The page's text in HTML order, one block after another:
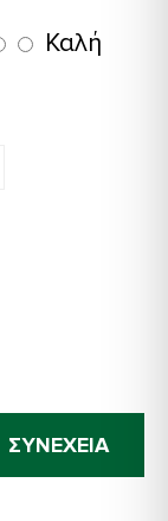
Καλή
ΣΥΝΈΧΕΙΑ